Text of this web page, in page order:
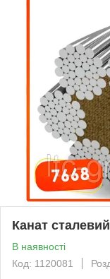
Канат
В наявності
Код: 1120081